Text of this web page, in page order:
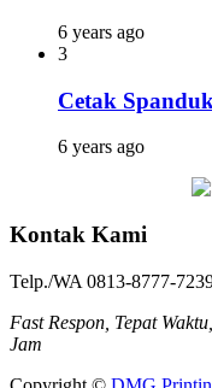
6 years ago
3
Cetak
6 years ago
Kontak Kami
Telp./WA 0813-8777-
Fast Respon, Tepat
Jam